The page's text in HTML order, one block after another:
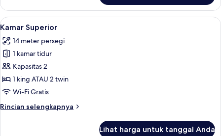
Kamar
Double
Klasik
Lihat
semua
foto
untuk
Kamar
Superior
Kamar Superior | Minibar, brankas,
7
Kamar Superior
14 meter persegi
1 kamar tidur
Kapasitas 2
1 king ATAU 2 twin
Wi-Fi Gratis
Rincian selengkapnya
Rincian
Lihat harga untuk tanggal Anda